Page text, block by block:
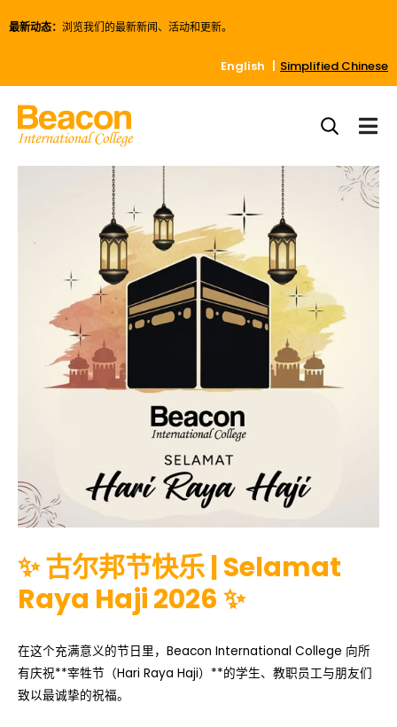
最新动态： 浏览我们的最新新闻、活动和更新。
English Simplified Chinese
✨ 古尔邦节快乐 | Selamat
Raya Haji 2026 ✨
在这个充满意义的节日里，Beacon International College 向所
有庆祝**宰牲节（Hari Raya Haji）**的学生、教职员工与朋友们
致以最诚挚的祝福。